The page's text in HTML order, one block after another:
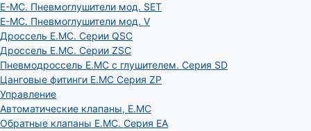
E-MC. Пневмоглушители мод. SET
E-MC. Пневмоглушители мод. V
Дроссель E.MC. Серии QSC
Дроссель E.MC. Серии ZSC
Пневмодроссель E.MC с глушителем. Серия SD
Цанговые фитинги E.MC Серия ZP
Управление
Автоматические клапаны, Е.МС
Обратные клапаны E.MC. Серия EA